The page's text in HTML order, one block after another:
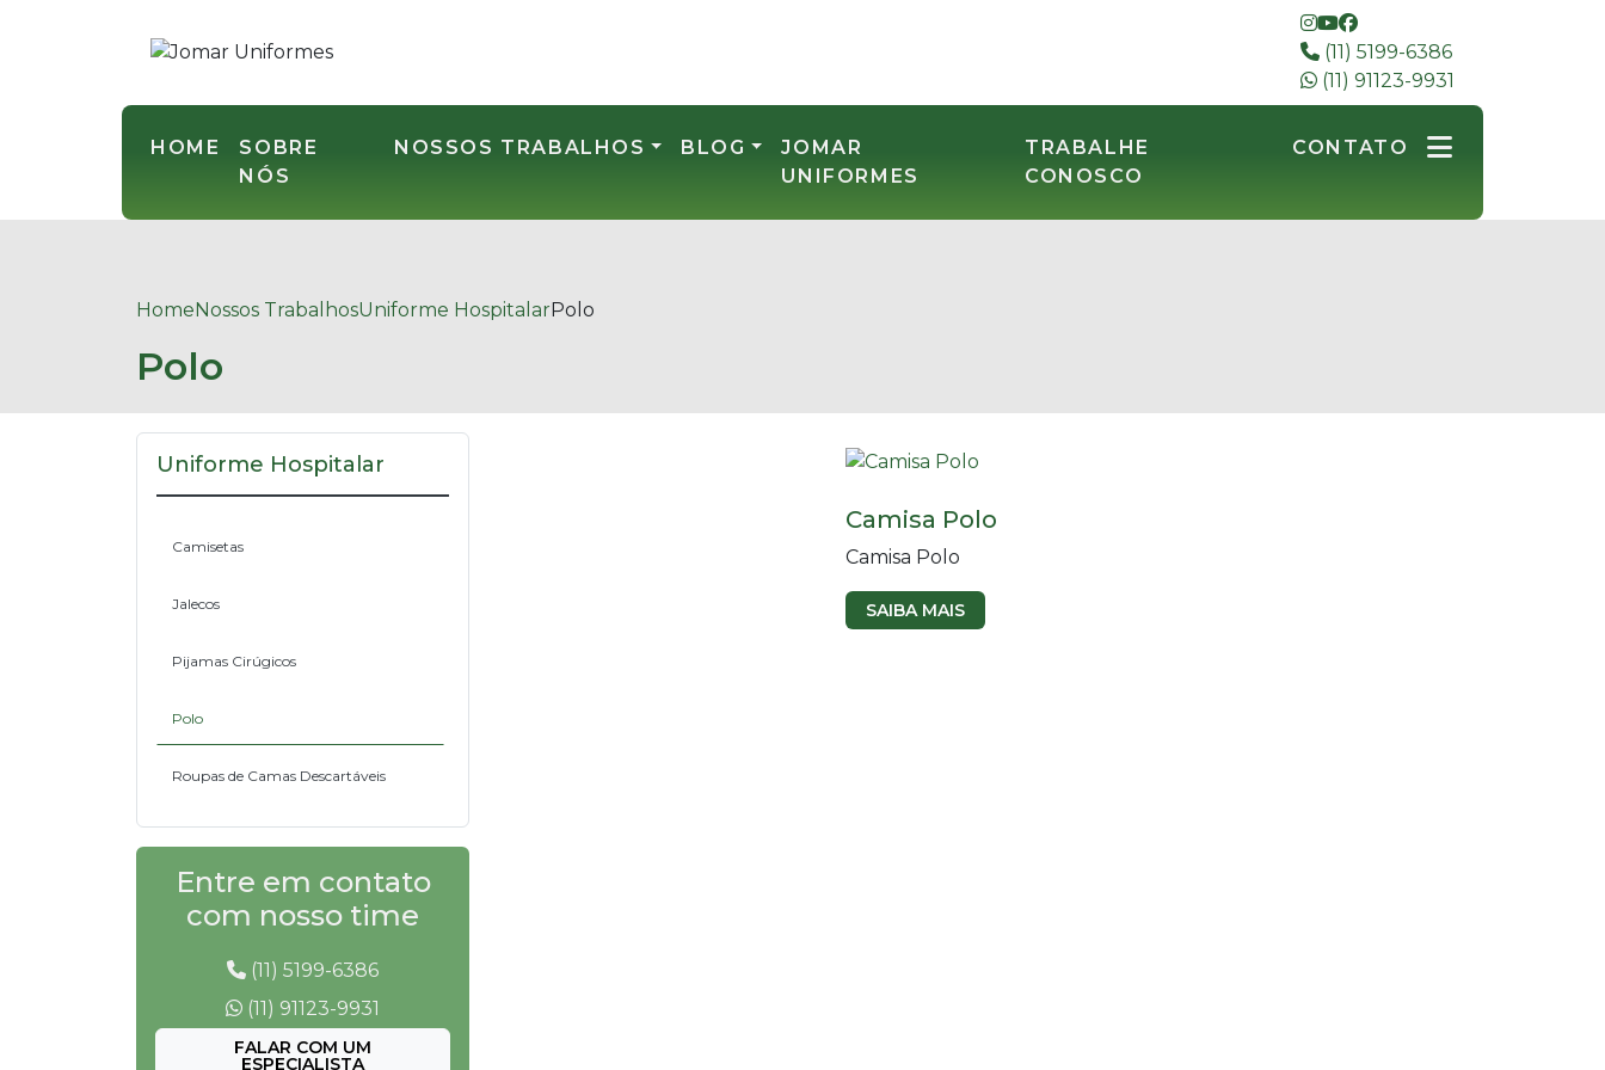
(11) 5199-6386
(11) 91123-9931
HOME
SOBRE
NÓS
NOSSOS TRABALHOS BLOG
JOMAR
UNIFORMES
TRABALHE
CONOSCO
CONTATO
HomeNossos TrabalhosUniforme HospitalarPolo
Polo
Camisa Polo
Camisa Polo
SAIBA MAIS
Uniforme Hospitalar
Camisetas
Jalecos
Pijamas Cirúgicos
Polo
Roupas de Camas Descartáveis
Entre em contato
com nosso time
(11) 5199-6386
(11) 91123-9931
FALAR COM UM
ESPECIALISTA